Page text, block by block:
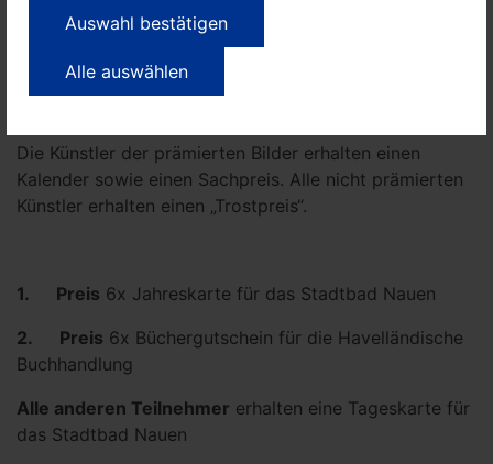
Auswahl bestätigen
Alle auswählen
bestimmten Stellen in der Stadt gekauft werden. Die
Verkaufsstellen werden rechtzeitig bekannt gegeben.
Die Künstler der prämierten Bilder erhalten einen
Kalender sowie einen Sachpreis. Alle nicht prämierten
Künstler erhalten einen „Trostpreis“.
1. Preis 6x Jahreskarte für das Stadtbad Nauen
2. Preis 6x Büchergutschein für die Havelländische
Buchhandlung
Alle anderen Teilnehmer erhalten eine Tageskarte für
das Stadtbad Nauen